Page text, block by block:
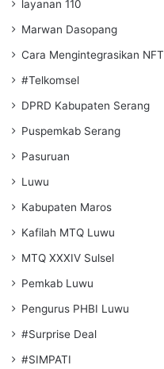
layanan 110
Marwan Dasopang
Cara Mengintegrasikan NFT
#Telkomsel
DPRD Kabupaten Serang
Puspemkab Serang
Pasuruan
Luwu
Kabupaten Maros
Kafilah MTQ Luwu
MTQ XXXIV Sulsel
Pemkab Luwu
Pengurus PHBI Luwu
#Surprise Deal
#SIMPATI